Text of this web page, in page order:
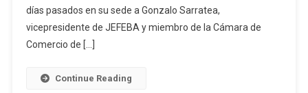
A
La
días pasados en su sede a Gonzalo Sarratea,
vicepresidente de JEFEBA y miembro de la Cámara de
Comercio de […]
Continue Reading